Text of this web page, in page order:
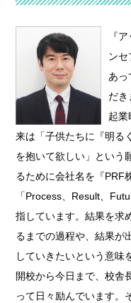
『
ン
あっ
だき
起業
来は「子供たちに『明る
を抱いて欲しい」という
るために会社名を『PRF
「Process、Result、
指しています。結果を求
るまでの過程や、結果が
していきたいという意味
開校から今日まで、校舎
って日々励んでいます。